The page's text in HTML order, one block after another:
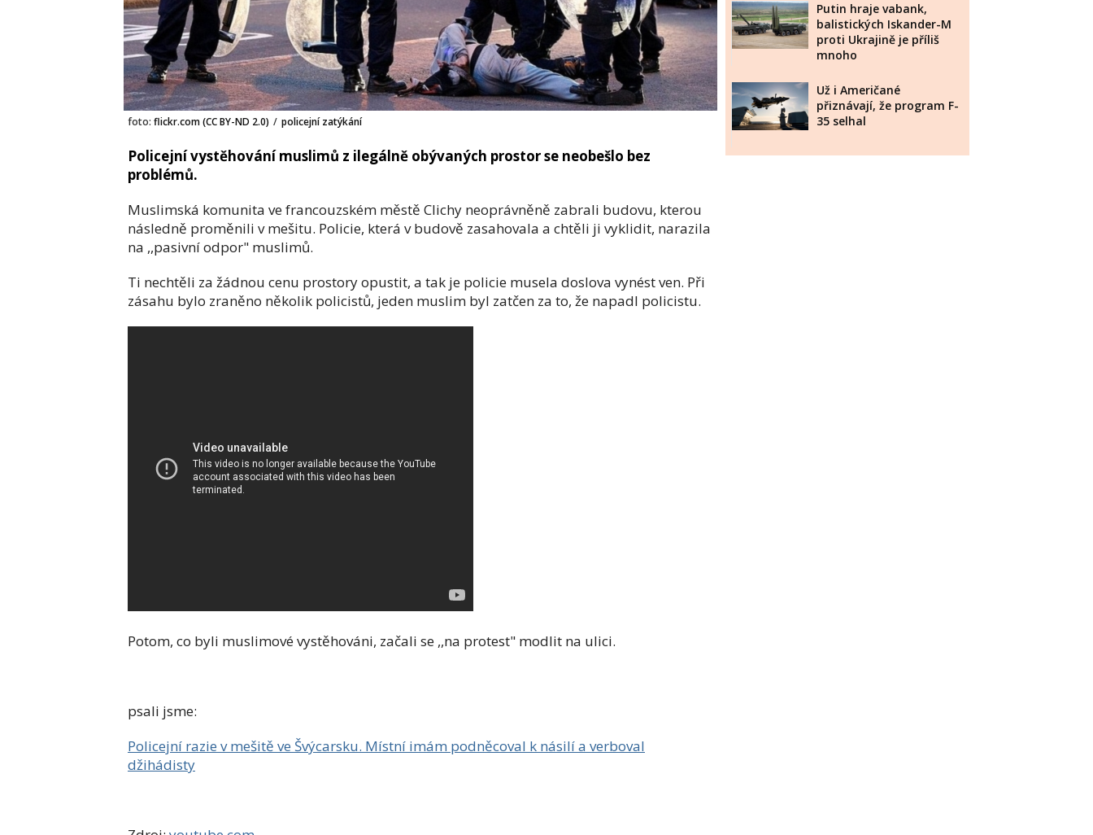
foto: flickr.com (CC BY-ND 2.0) / policejní zatýkání
Policejní vystěhování muslimů z ilegálně obývaných prostor se neobešlo bez
problémů.
Muslimská komunita ve francouzském městě Clichy neoprávněně zabrali budovu, kterou
následně proměnili v mešitu. Policie, která v budově zasahovala a chtěli ji vyklidit, narazila
na ,,pasivní odpor" muslimů.
Ti nechtěli za žádnou cenu prostory opustit, a tak je policie musela doslova vynést ven. Při
zásahu bylo zraněno několik policistů, jeden muslim byl zatčen za to, že napadl policistu.
Potom, co byli muslimové vystěhováni, začali se ,,na protest" modlit na ulici.
psali jsme:
Policejní razie v mešitě ve Švýcarsku. Místní imám podněcoval k násilí a verboval
džihádisty
Putin hraje vabank,
balistických Iskander-M
proti Ukrajině je příliš
mnoho
Už i Američané
přiznávají, že program F-
35 selhal